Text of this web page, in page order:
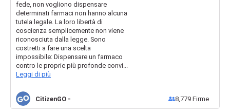
fede, non vogliono dispensare
determinati farmaci non hanno alcuna
tutela legale. La loro libertà di
coscienza semplicemente non viene
riconosciuta dalla legge. Sono
costretti a fare una scelta
impossibile: Dispensare un farmaco
contro le proprie più profonde convi...
Leggi di più
CitizenGO - 8,779 Firme